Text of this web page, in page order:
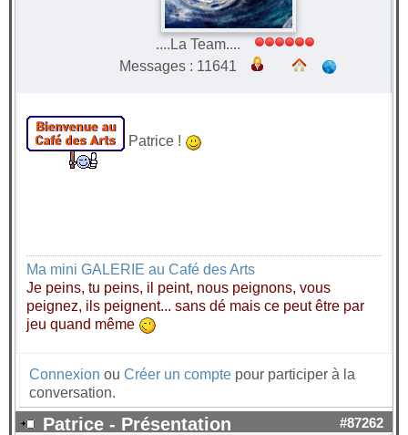
....La Team....
Messages : 11641
Patrice !
Ma mini GALERIE au Café des Arts
Je peins, tu peins, il peint, nous peignons, vous
peignez, ils peignent... sans dé mais ce peut être par
jeu quand même
Connexion ou Créer un compte pour participer à la
conversation.
Patrice - Présentation #87262